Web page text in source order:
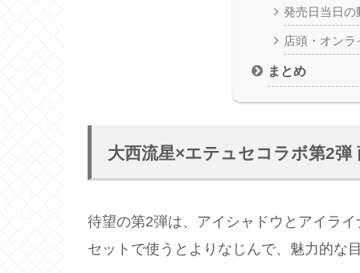
発売日当日の
店頭・オン
まとめ
大西流星×エテュセコラボ第2弾
待望の第2弾は、アイシャドウとアイラ
セットで使うとよりなじんで、魅力的な